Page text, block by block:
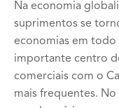
Na economia
suprimentos se
economias em todo
importante centro
comerciais com o
mais frequentes.